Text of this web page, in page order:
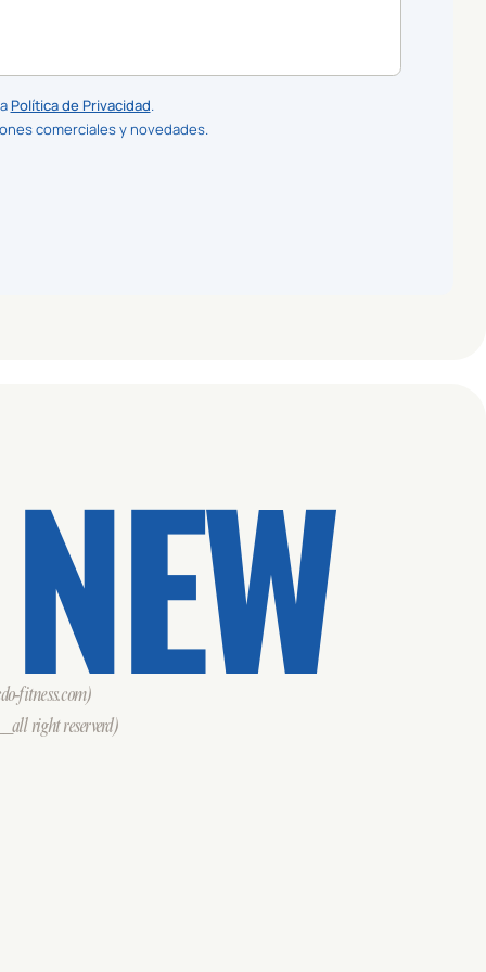
Política de Privacidad.
comerciales y novedades.
fitness.com)
right reserverd)